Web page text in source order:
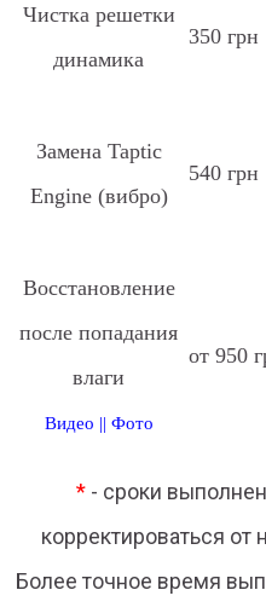
Чистка решетки
динамика
350 грн
Замена Taptic
Engine (вибро)
540 грн
Восстановление
после попадания
влаги
Видео || Фото
от 950
* - сроки
корректироваться от
Более точное время